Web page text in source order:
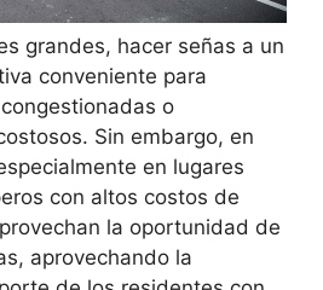
grandes, hacer señas a un
conveniente para
o
Sin embargo, en
en lugares
con altos costos de
la oportunidad de
aprovechando la